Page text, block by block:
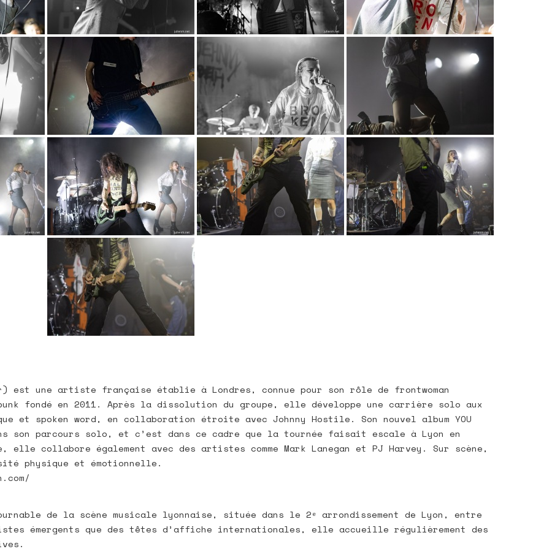
est une artiste française établie à Londres, connue pour son rôle de frontwoman
fondé en 2011. Après la dissolution du groupe, elle développe une carrière solo aux
et spoken word, en collaboration étroite avec Johnny Hostile. Son nouvel album YOU
dans son parcours solo, et c’est dans ce cadre que la tournée faisait escale à Lyon en
elle collabore également avec des artistes comme Mark Lanegan et PJ Harvey. Sur scène,
physique et émotionnelle.
de la scène musicale lyonnaise, située dans le 2ᵉ arrondissement de Lyon, entre
émergents que des têtes d’affiche internationales, elle accueille régulièrement des